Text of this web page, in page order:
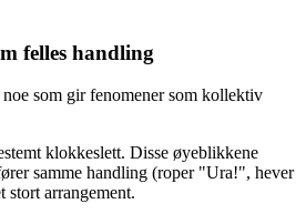
felles handling
som gir fenomener som kollektiv
klokkeslett. Disse øyeblikkene
samme handling (roper "Ura!", hever
stort arrangement.